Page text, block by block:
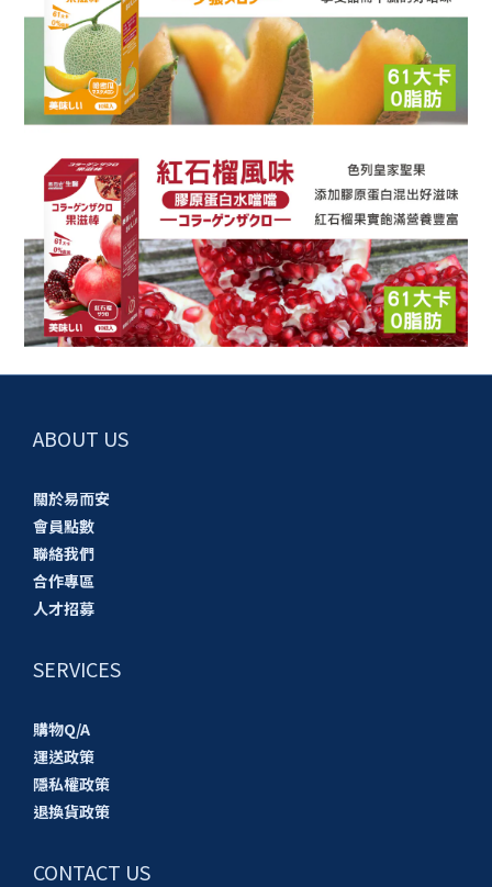
ABOUT US
關於易而安
會員點數
聯絡我們
合作專區
人才招募
SERVICES
購物Q/A
運送政策
隱私權政策
退換貨政策
CONTACT US